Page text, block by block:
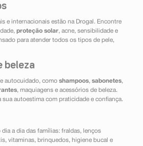
e internacionais estão na Drogal. Encontre
proteção solar, acne, sensibilidade e
para atender todos os tipos de pele,
beleza
autocuidado, como shampoos, sabonetes,
, maquiagens e acessórios de beleza.
sua autoestima com praticidade e confiança.
a dia das famílias: fraldas, lenços
vitaminas, brinquedos, higiene bucal e